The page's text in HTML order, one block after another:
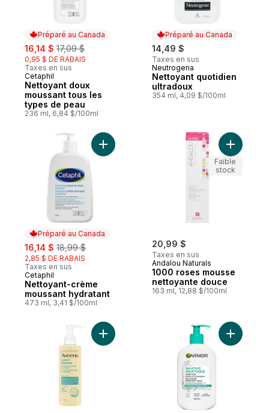
Préparé au Canada
sale:
16,14 $ , formerly:
17,09 $
0,95 $ DE RABAIS
Taxes en sus
Préparé au Canada
Cetaphil
Nettoyant doux
moussant tous les
types de peau
236 ml, 6,84 $/100ml
Préparé au Canada
14,49 $
Taxes en sus
Préparé au Canada
Neutrogena
Nettoyant quotidien
ultradoux
354 ml, 4,09 $/100ml
Préparé au Canada
sale:
16,14 $ , formerly:
18,99 $
2,85 $ DE RABAIS
Taxes en sus
Préparé au Canada
Cetaphil
Nettoyant-crème
moussant hydratant
473 ml, 3,41 $/100ml
Ajouter Nettoyant-crème moussant
20,99 $
Taxes en sus
Andalou Naturals
1000 roses mousse
nettoyante douce
163 ml, 12,88 $/100ml
Ajouter
Faible
stock
Ajouter Nettoyant moussant Calm +Ajouter